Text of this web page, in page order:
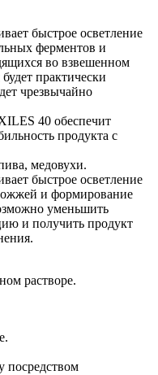
быстрое осветление
ферментов и
во взвешенном
практически
чрезвычайно
40 обеспечит
продукта с
медовухи.
быстрое осветление
и формирование
уменьшить
и получить продукт
растворе.
посредством